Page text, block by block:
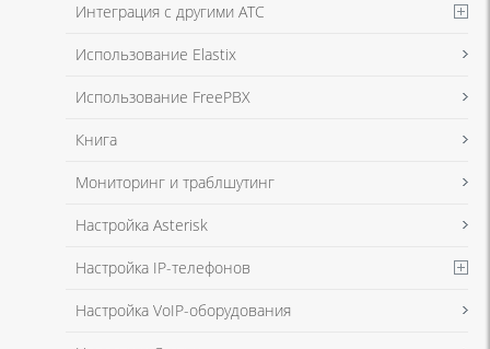
Я даю согласие на обработку моих персональных данных для связи
в соответствии с Политикой в отношении обработки персональных
Интеграция с другими АТС
Использование Elastix
Использование FreePBX
Книга
Мониторинг и траблшутинг
Настройка Asterisk
Настройка IP-телефонов
Настройка VoIP-оборудования